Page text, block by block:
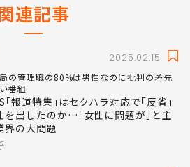
連記事
2025.02.15
の管理職の80%は男性なのに批判の矛先
番組
｢報道特集｣はセクハラ対応で｢反省｣
を出したのか…｢女性に問題が｣と主
界の大問題